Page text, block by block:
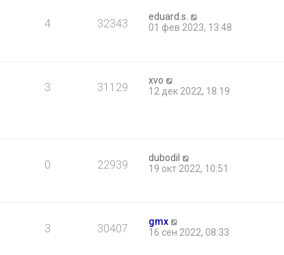
4 32343
eduard.s.
01 фев 2023, 13:48
3 31129
xvo
12 дек 2022, 18:19
0 22939
dubodil
19 окт 2022, 10:51
3 30407
gmx
16 сен 2022, 08:33